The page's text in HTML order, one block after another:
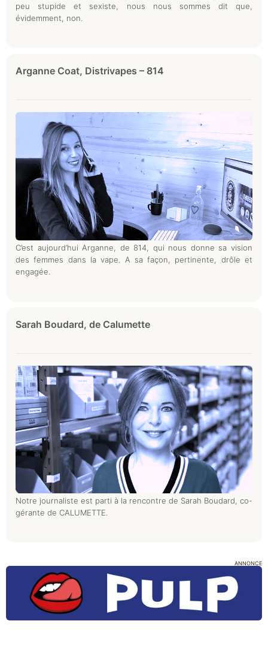
peu stupide et sexiste, nous nous sommes dit que,
évidemment, non.
Arganne Coat, Distrivapes – 814
C’est aujourd’hui Arganne, de 814, qui nous donne sa vision
des femmes dans la vape. A sa façon, pertinente, drôle et
engagée.
Sarah Boudard, de Calumette
Notre journaliste est parti à la rencontre de Sarah Boudard, co-
gérante de CALUMETTE.
ANNONCE